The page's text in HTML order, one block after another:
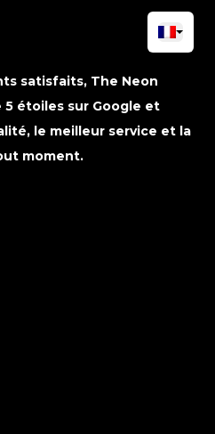
satisfaits, The Neon
5 étoiles sur Google et
le meilleur service et la
moment.